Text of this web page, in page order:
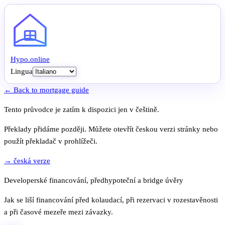
Hypo.online
Lingua
← Back to mortgage guide
Tento průvodce je zatím k dispozici jen v češtině.
Překlady přidáme později. Můžete otevřít českou verzi stránky nebo
použít překladač v prohlížeči.
→ česká verze
Developerské financování, předhypoteční a bridge úvěry
Jak se liší financování před kolaudací, při rezervaci v rozestavěnosti
a při časové mezeře mezi závazky.